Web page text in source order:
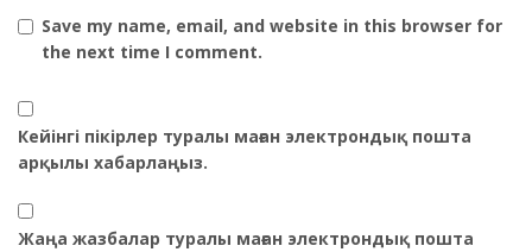
Save my name, email, and website in this browser for
the next time I comment.
Кейінгі пікірлер туралы маған электрондық пошта
арқылы хабарлаңыз.
Жаңа жазбалар туралы маған электрондық пошта